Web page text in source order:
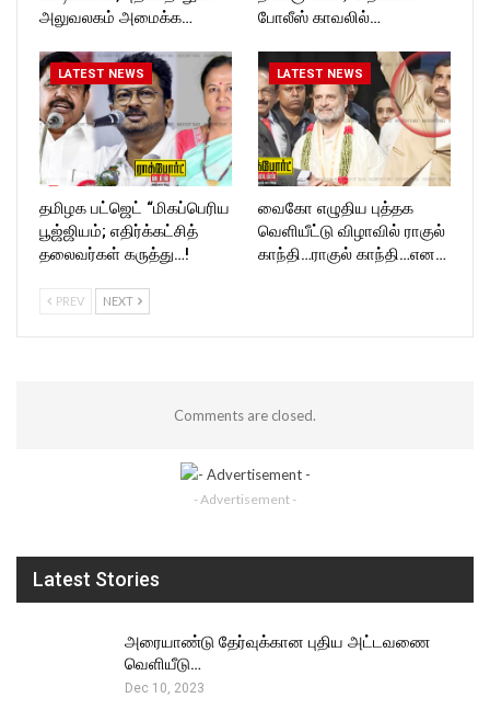
அலுவலகம் அமைக்க…
போலீஸ் காவலில்…
LATEST NEWS
தமிழக பட்ஜெட் “மிகப்பெரிய
பூஜ்ஜியம்; எதிர்க்கட்சித்
தலைவர்கள் கருத்து…!
LATEST NEWS
வைகோ எழுதிய புத்தக
வெளியீட்டு விழாவில் ராகுல்
காந்தி…ராகுல் காந்தி…என…
PREV NEXT
Comments are closed.
- Advertisement -
Latest Stories
அரையாண்டு தேர்வுக்கான புதிய அட்டவணை
வெளியீடு…
Dec 10, 2023